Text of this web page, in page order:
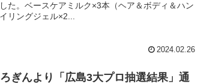
た。ベースケアミルク×3本（ヘア＆ボディ＆ハン
リングジェル×2...
2024.02.26
ろぎんより「広島3大プロ抽選結果」通